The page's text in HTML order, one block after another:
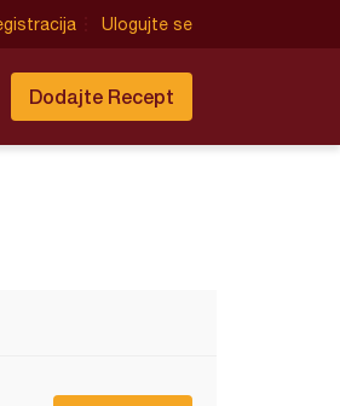
Ulogujte se
Dodajte Recept